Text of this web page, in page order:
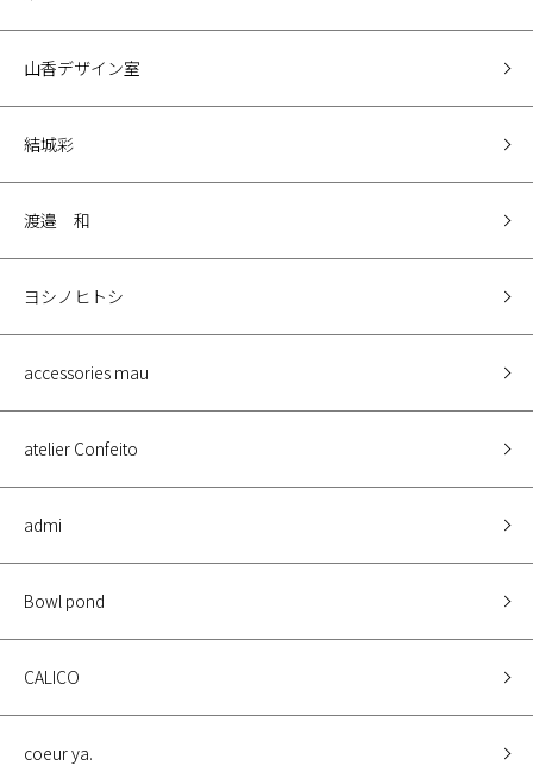
山香デザイン室
結城彩
渡邉 和
ヨシノヒトシ
accessories mau
atelier Confeito
admi
Bowl pond
CALICO
coeur ya.